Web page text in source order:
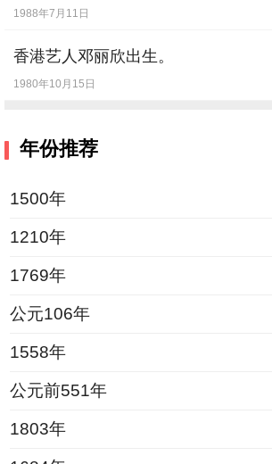
1988年7月11日
香港艺人邓丽欣出生。
1980年10月15日
年份推荐
1500年
1210年
1769年
公元106年
1558年
公元前551年
1803年